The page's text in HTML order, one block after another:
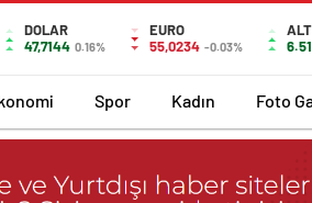
DOLAR
47,7144 0.16%
EURO
55,0234 -0.03%
Spor Kadın Foto